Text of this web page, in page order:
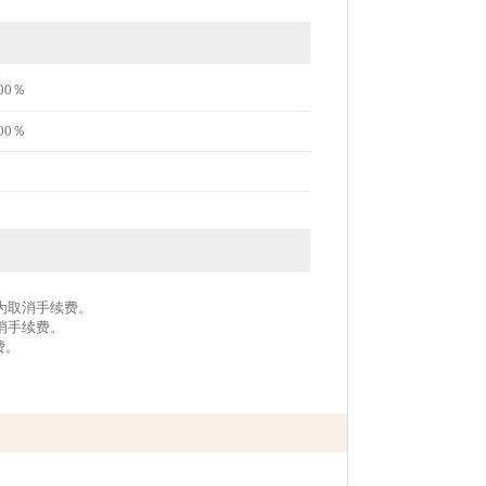
％
％
消手续费。
续费。